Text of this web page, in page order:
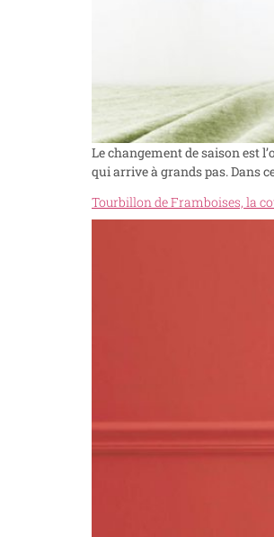
Le changement de saison est
qui arrive à grands pas. Dans
Tourbillon de Framboises, la